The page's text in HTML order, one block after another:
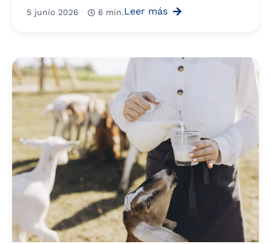
5 junio 2026 6 min.Leer más